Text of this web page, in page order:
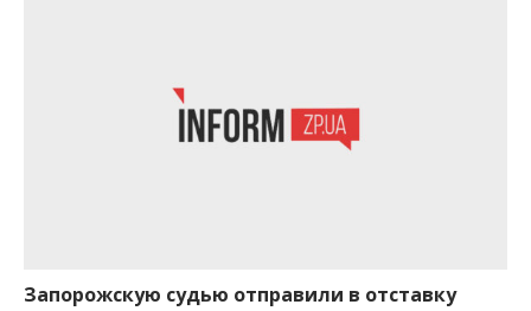
Запорожскую судью отправили в отставку